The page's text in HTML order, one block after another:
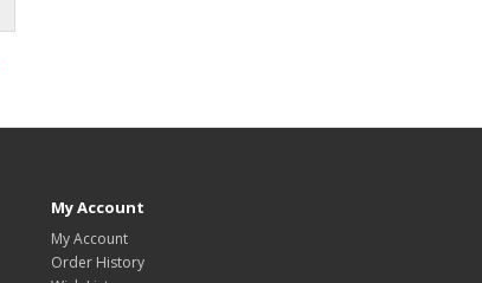
My Account
My Account
Order History